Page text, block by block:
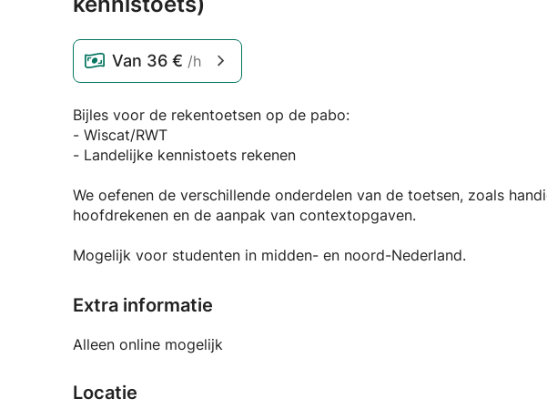
Van 36 € /h
Bijles voor de rekentoetsen op de pabo:
- Wiscat/RWT
- Landelijke kennistoets rekenen
We oefenen de verschillende onderdelen van de toetsen, zoals
hoofdrekenen en de aanpak van contextopgaven.
Mogelijk voor studenten in midden- en noord-Nederland.
Extra informatie
Alleen online mogelijk
Locatie